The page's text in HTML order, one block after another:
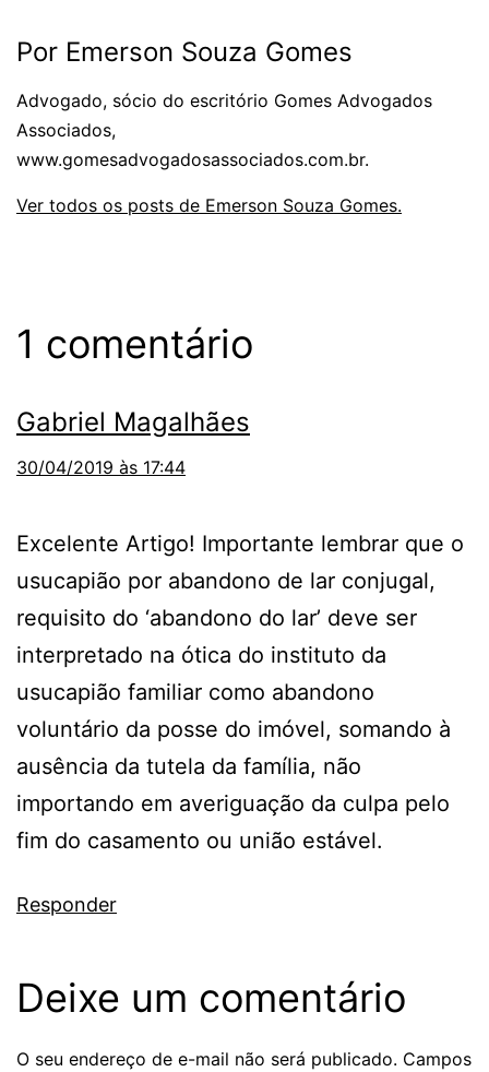
Por Emerson Souza Gomes
Advogado, sócio do escritório Gomes Advogados
Associados,
www.gomesadvogadosassociados.com.br.
Ver todos os posts de Emerson Souza Gomes.
1 comentário
Gabriel Magalhães
30/04/2019 às 17:44
Excelente Artigo! Importante lembrar que o
usucapião por abandono de lar conjugal,
requisito do ‘abandono do lar’ deve ser
interpretado na ótica do instituto da
usucapião familiar como abandono
voluntário da posse do imóvel, somando à
ausência da tutela da família, não
importando em averiguação da culpa pelo
fim do casamento ou união estável.
Responder
Deixe um comentário
O seu endereço de e-mail não será publicado. Campos